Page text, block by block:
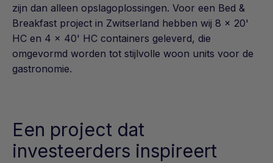
zijn dan alleen opslagoplossingen. Voor een Bed &
Breakfast project in Zwitserland hebben wij 8 x 20'
HC en 4 x 40' HC containers geleverd, die
omgevormd worden tot stijlvolle woon units voor de
gastronomie.
Een project dat
investeerders inspireert